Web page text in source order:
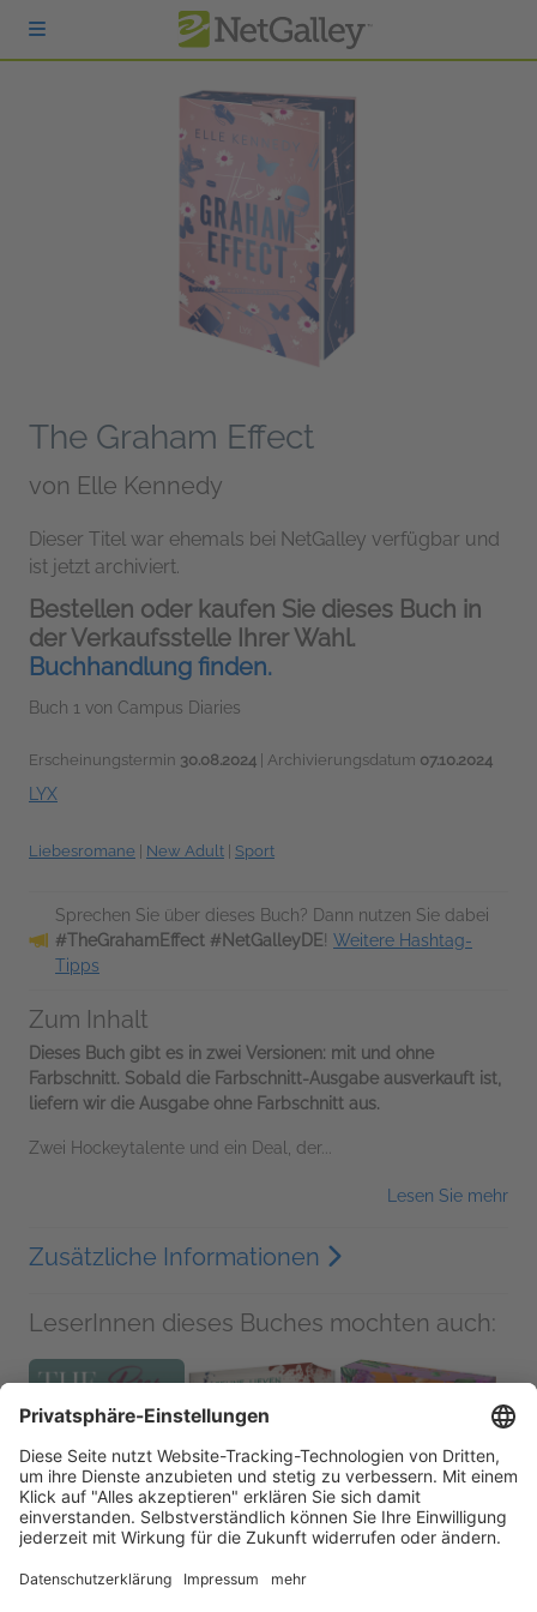
zum Hauptinhalt springen
The Graham Effect
von Elle Kennedy
Dieser Titel war ehemals bei NetGalley verfügbar und
ist jetzt archiviert.
Bestellen oder kaufen Sie dieses Buch in
der Verkaufsstelle Ihrer Wahl.
Buchhandlung finden.
Buch 1 von Campus Diaries
Erscheinungstermin 30.08.2024 | Archivierungsdatum 07.10.2024
LYX
Liebesromane New Adult Sport
Sprechen Sie über dieses Buch? Dann nutzen Sie dabei
#TheGrahamEffect #NetGalleyDE! Weitere Hashtag-
Tipps
Zum Inhalt
Dieses Buch gibt es in zwei Versionen: mit und ohne
Farbschnitt. Sobald die Farbschnitt-Ausgabe ausverkauft ist,
liefern wir die Ausgabe ohne Farbschnitt aus.
Zwei Hockeytalente und ein Deal, der...
Lesen Sie mehr
Zusätzliche Informationen
LeserInnen dieses Buches mochten auch: